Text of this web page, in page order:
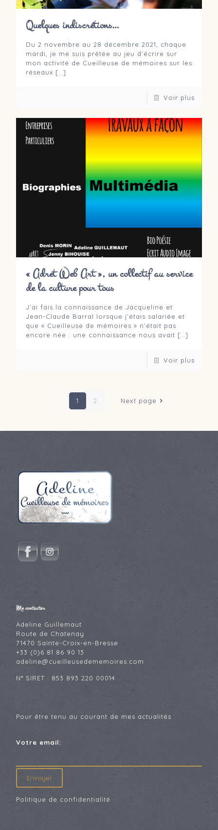
Quelques indiscrétions…
Du 2 novembre au 28 décembre 2021, chaque
mardi, je me suis prêtée au jeu d’écrire sur
mon activité de Cueilleuse de mémoires sur les
réseaux […]
Voir plus
« Adret Web Art », un collectif au service
de la culture pour tous
J’ai fais la connaissance de Jacqueline et
Jean-Claude Barral lorsque j’étais salariée et
que « Cueilleuse de mémoires » n’était pas
encore née : une connaissance nous avait […]
Voir plus
1 2 Next page
Me contacter
Adeline Guillemaut
Route de Chatenay
71470 Sainte-Croix-en-Bresse
+33 (0)6 81 86 90 13
adeline@cueilleusedememoires.com
N° SIRET : 853 893 220 00014
Pour être tenu au courant de mes actualités :
Votre email:
Politique de confidentialité